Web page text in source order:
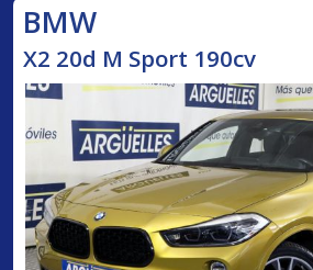
BMW
X2 20d M Sport 190cv